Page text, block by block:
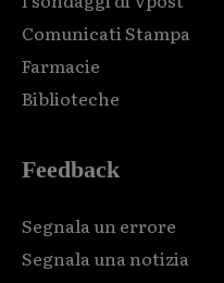
Comunicati Stampa
Farmacie
Biblioteche
Feedback
Segnala un errore
Segnala una notizia